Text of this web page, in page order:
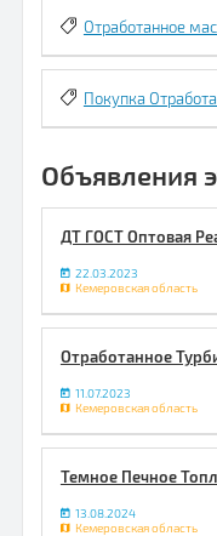
Отработанное
Покупка
Объявления
ДТ ГОСТ Оптовая
22.03.2023
Кемеровская область
Отработанное
11.07.2023
Кемеровская область
Темное Печное
13.08.2024
Кемеровская область